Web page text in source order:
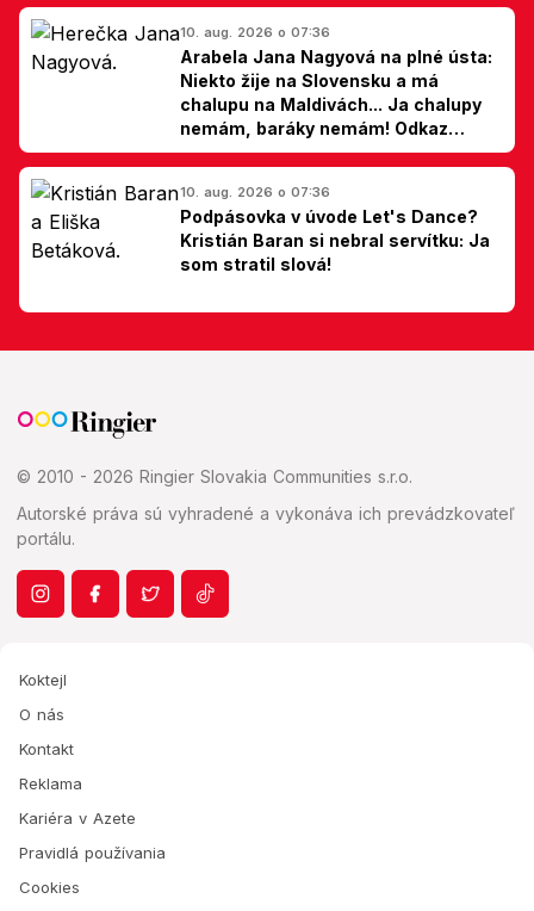
10. aug. 2026 o 07:36
Arabela Jana Nagyová na plné ústa:
Niekto žije na Slovensku a má
chalupu na Maldivách... Ja chalupy
nemám, baráky nemám! Odkaz
Slovákom
10. aug. 2026 o 07:36
Podpásovka v úvode Let's Dance?
Kristián Baran si nebral servítku: Ja
som stratil slová!
© 2010 - 2026 Ringier Slovakia Communities s.r.o.
Autorské práva sú vyhradené a vykonáva ich prevádzkovateľ
portálu.
Koktejl
O nás
Kontakt
Reklama
Kariéra v Azete
Pravidlá používania
Cookies